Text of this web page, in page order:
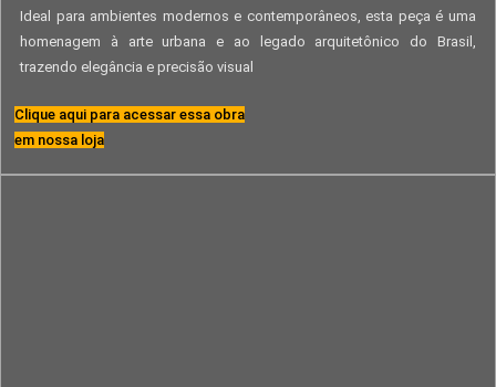
Ideal para ambientes modernos e contemporâneos, esta peça é uma
homenagem à arte urbana e ao legado arquitetônico do Brasil,
trazendo elegância e precisão visual
Clique aqui para acessar essa obra
em nossa loja